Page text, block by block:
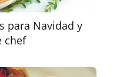
para Navidad y
chef